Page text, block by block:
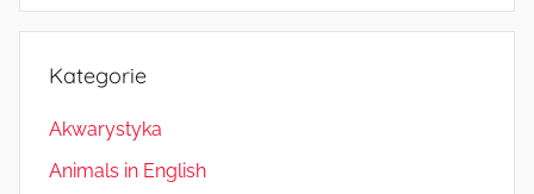
Kategorie
Akwarystyka
Animals in English